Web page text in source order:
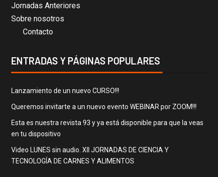
Jornadas Anteriores
Sobre nosotros
Contacto
ENTRADAS Y PÁGINAS POPULARES
Lanzamiento de un nuevo CURSO!!!
Queremos invitarte a un nuevo evento WEBINAR por ZOOM!!!
Esta es nuestra revista 93 y ya está disponible para que la veas
en tu dispositivo
Video LUNES sin audio. XII JORNADAS DE CIENCIA Y
TECNOLOGÍA DE CARNES Y ALIMENTOS